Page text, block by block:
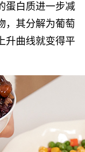
蛋白质进一步减
，其分解为葡萄
升曲线就变得平